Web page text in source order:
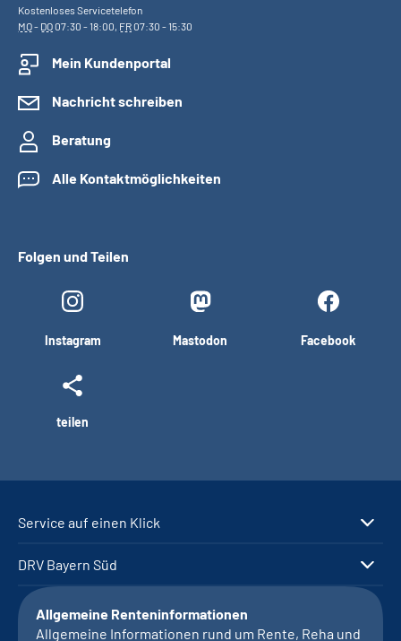
Kostenloses Servicetelefon
MO- DO07:30 - 18:00, FR07:30 - 15:30
Mein Kundenportal
Nachricht schreiben
Beratung
Alle Kontaktmöglichkeiten
Folgen und Teilen
Instagram Mastodon Facebook
teilen
Service auf einen Klick
DRV Bayern Süd
Allgemeine Renteninformationen
Allgemeine Informationen rund um Rente, Reha und